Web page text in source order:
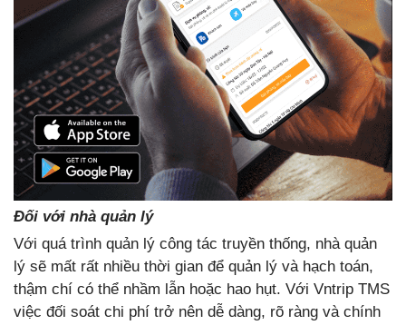
Đối với nhà quản lý
Với quá trình quản lý công tác truyền thống, nhà quản
lý sẽ mất rất nhiều thời gian để quản lý và hạch toán,
thậm chí có thể nhầm lẫn hoặc hao hụt. Với Vntrip TMS
việc đối soát chi phí trở nên dễ dàng, rõ ràng và chính